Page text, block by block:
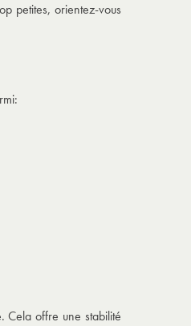
petites, orientez-vous
Cela offre une stabilité